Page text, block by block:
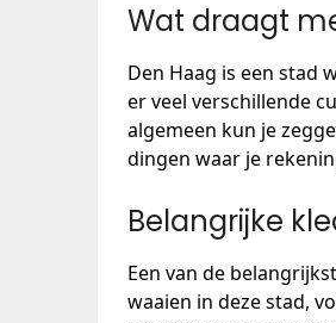
Wat draagt
Den Haag is een stad
er veel verschillende
algemeen kun je
dingen waar je
Belangrijke
Een van de
waaien in deze stad,